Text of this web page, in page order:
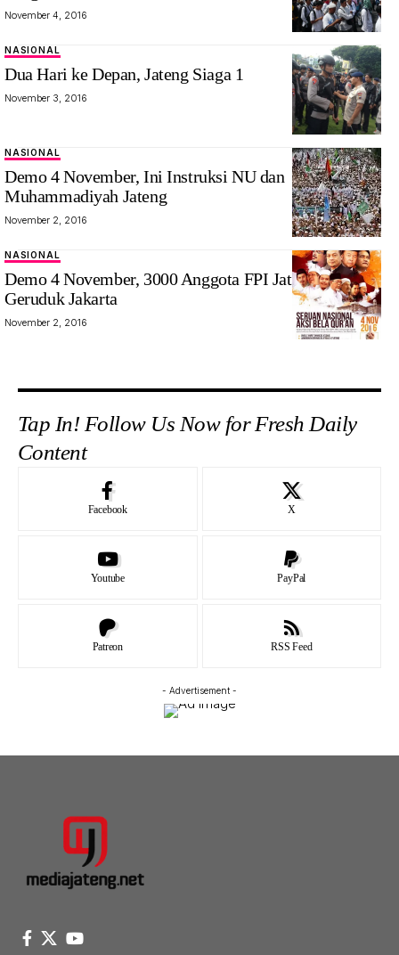
November 4, 2016
NASIONAL
Dua Hari ke Depan, Jateng Siaga 1
November 3, 2016
NASIONAL
Demo 4 November, Ini Instruksi NU dan
Muhammadiyah Jateng
November 2, 2016
NASIONAL
Demo 4 November, 3000 Anggota FPI Jateng Siap
Geruduk Jakarta
November 2, 2016
Tap In! Follow Us Now for Fresh Daily
Content
Facebook X
Youtube PayPal
Patreon RSS Feed
- Advertisement -